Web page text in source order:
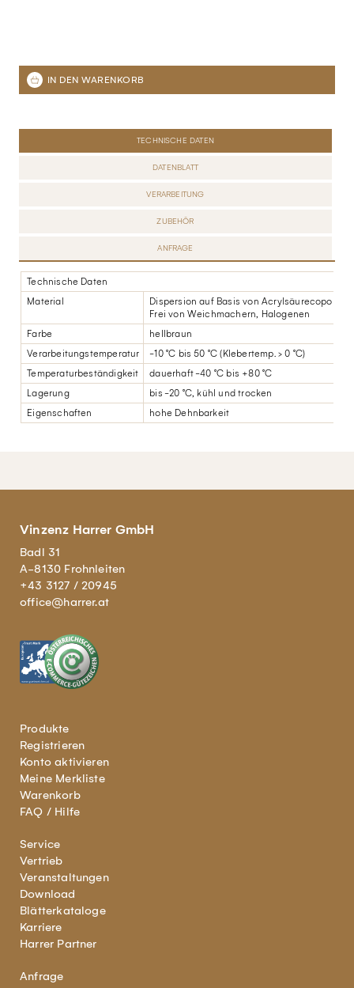
TECHNISCHE DATEN
DATENBLATT
VERARBEITUNG
ZUBEHÖR
ANFRAGE
Technische Daten
Material
Dispersion auf Basis von
Frei von Weichmachern, Halogenen
Farbe
hellbraun
Verarbeitungstemperatur
-10 °C bis 50 °C (Klebertemp. > 0 °C)
Temperaturbeständigkeit
dauerhaft -40 °C bis +80 °C
Lagerung
bis -20 °C, kühl und trocken
Eigenschaften
hohe Dehnbarkeit
Vinzenz Harrer GmbH
Badl 31
A-8130 Frohnleiten
+43 3127 / 20945
office@harrer.at
Produkte
Registrieren
Konto aktivieren
Meine Merkliste
Warenkorb
FAQ / Hilfe
Service
Vertrieb
Veranstaltungen
Download
Blätterkataloge
Karriere
Harrer Partner
Anfrage